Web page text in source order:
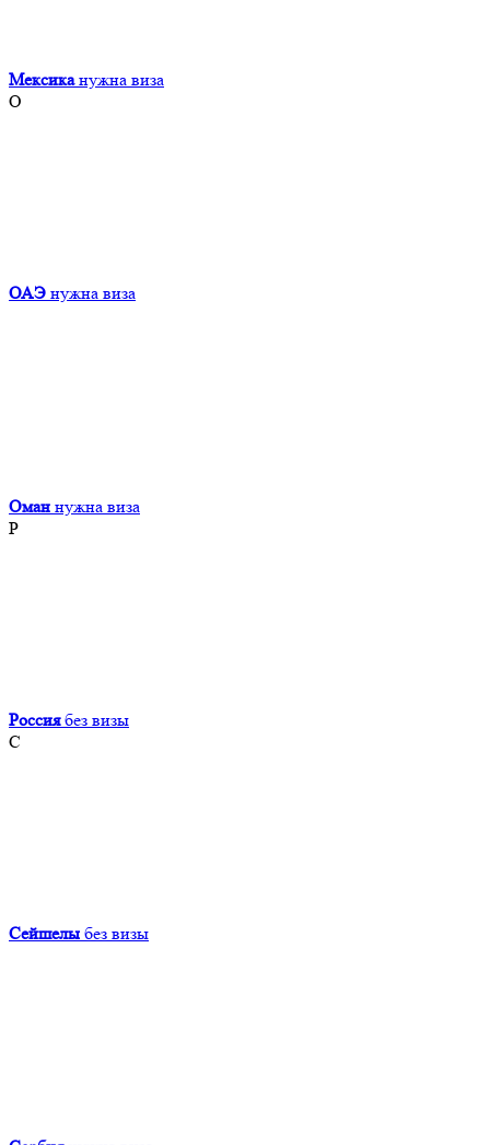
Мексика нужна виза
О
ОАЭ нужна виза
Оман нужна виза
Р
Россия без визы
С
Сейшелы без визы